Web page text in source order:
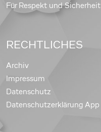
Für Respekt und Sicherheit
RECHTLICHES
Archiv
Impressum
Datenschutz
Datenschutzerklärung App